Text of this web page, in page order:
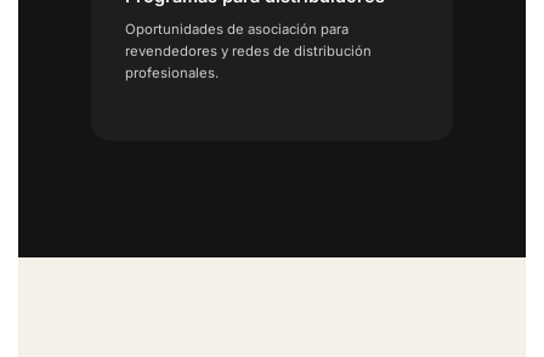
Oportunidades de asociación para
revendedores y redes de distribución
profesionales.